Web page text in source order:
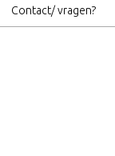
Contact/ vragen?